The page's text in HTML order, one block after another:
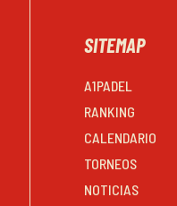
SITEMAP
A1PADEL
RANKING
CALENDARIO
TORNEOS
NOTICIAS